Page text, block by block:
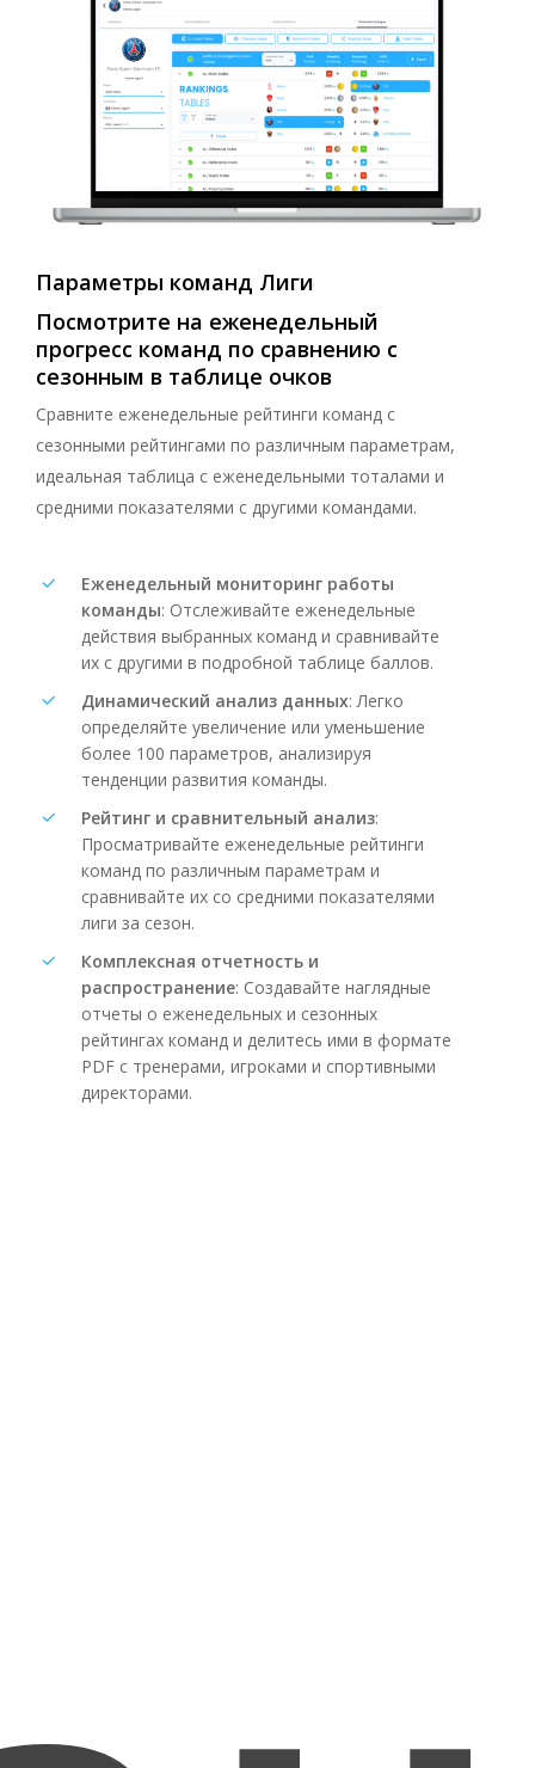
Параметры команд Лиги
Посмотрите на еженедельный
прогресс команд по сравнению с
сезонным в таблице очков
Сравните еженедельные рейтинги команд с
сезонными рейтингами по различным параметрам,
идеальная таблица с еженедельными тоталами и
средними показателями с другими командами.
Еженедельный мониторинг работы
команды: Отслеживайте еженедельные
действия выбранных команд и сравнивайте
их с другими в подробной таблице баллов.
Динамический анализ данных: Легко
определяйте увеличение или уменьшение
более 100 параметров, анализируя
тенденции развития команды.
Рейтинг и сравнительный анализ:
Просматривайте еженедельные рейтинги
команд по различным параметрам и
сравнивайте их со средними показателями
лиги за сезон.
Комплексная отчетность и
распространение: Создавайте наглядные
отчеты о еженедельных и сезонных
рейтингах команд и делитесь ими в формате
PDF с тренерами, игроками и спортивными
директорами.